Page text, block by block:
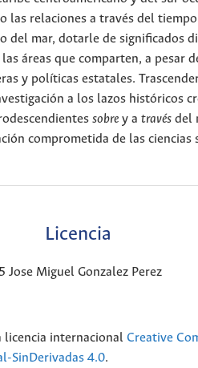
las relaciones a través del
del mar, dotarle de significados
áreas que comparten, a pesar
y políticas estatales.
a los lazos históricos
sobre y a través del
comprometida de las ciencias
Licencia
Jose Miguel Gonzalez Perez
licencia internacional Creative
SinDerivadas 4.0.